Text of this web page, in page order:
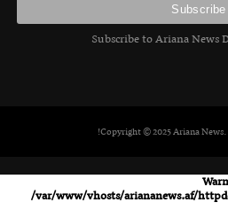
Subscribe to Ariana News
Copyright © 2025 Ariana
/var/www/vhosts/ariananews.af/